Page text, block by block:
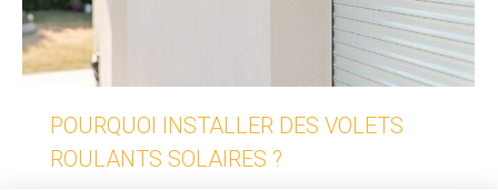
POURQUOI INSTALLER DES VOLETS
ROULANTS SOLAIRES ?